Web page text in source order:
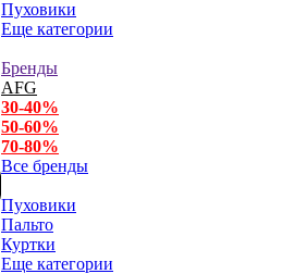
Пуховики
Еще категории
Бренды
AFG
30-40%
50-60%
70-80%
Все бренды
Пуховики
Пальто
Куртки
Еще категории